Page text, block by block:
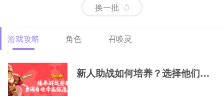
示
示
换一批
游戏攻略 角色 召唤灵
新人助战如何培养？选择他们，一